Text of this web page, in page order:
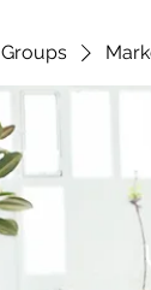
Groups